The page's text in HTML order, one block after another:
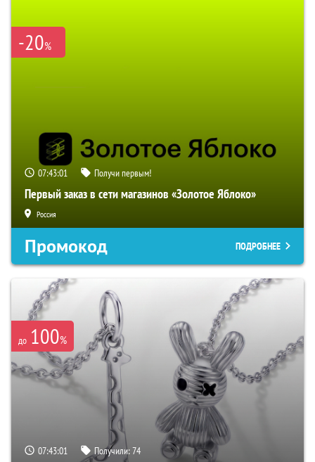
-20%
07:43:00 Получи первым!
Первый заказ в сети магазинов «Золотое Яблоко»
Россия
Промокод ПОДРОБНЕЕ
до 100%
07:43:00 Получили:74